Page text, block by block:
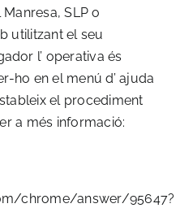
SLP o
utilitzant el seu
l’ operativa és
ho en el menú d’ ajuda
el procediment
a més informació:
chrome/answer/95647?